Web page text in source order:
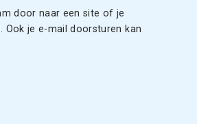
door naar een site of je
Ook je e-mail doorsturen kan